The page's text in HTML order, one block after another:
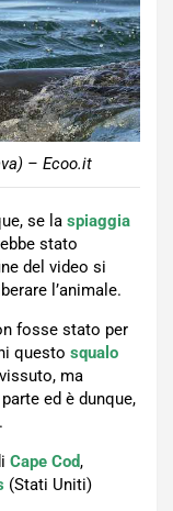
– Ecoo.it
se la spiaggia
stato
del video si
l’animale.
fosse stato per
questo squalo
ma
ed è dunque,
Cape Cod,
(Stati Uniti)